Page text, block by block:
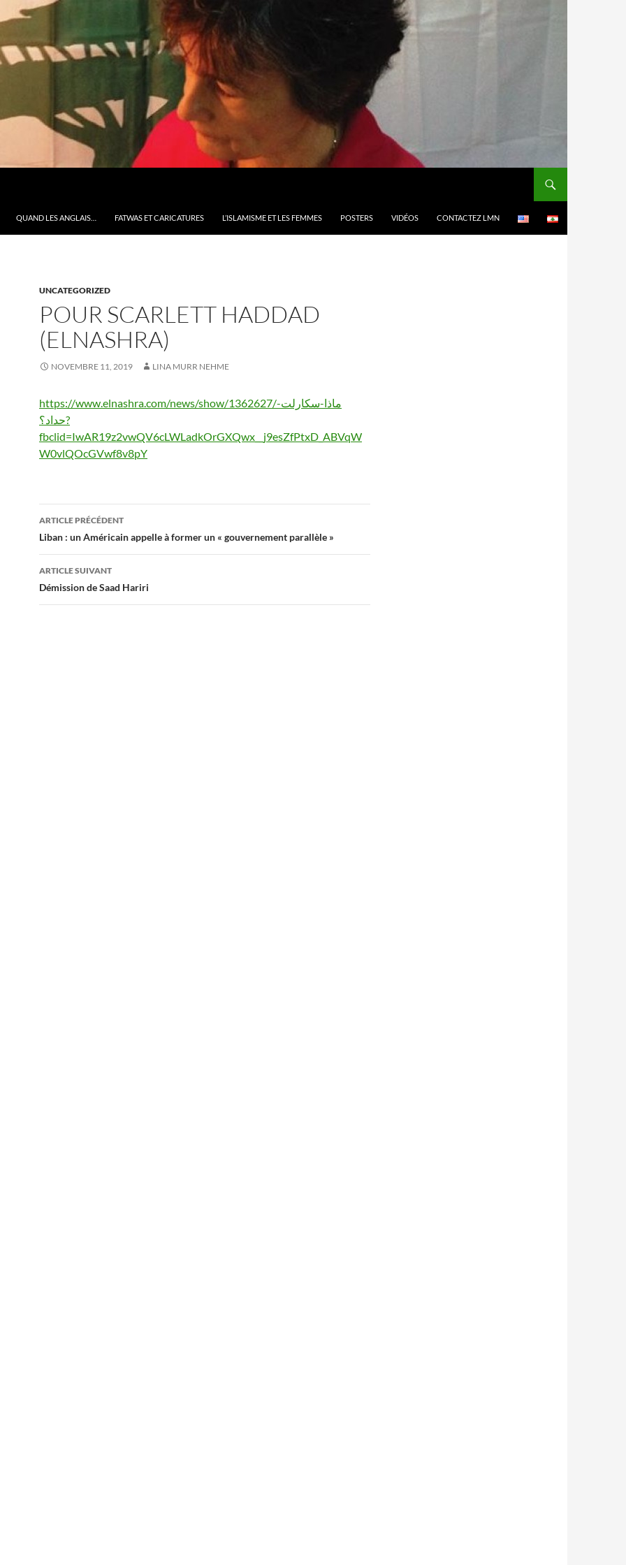
QUAND LES ANGLAIS… FATWAS ET CARICATURES L’ISLAMISME ET LES FEMMES POSTERS VIDÉOS CONTACTEZ LMN
UNCATEGORIZED
POUR SCARLETT HADDAD
(ELNASHRA)
NOVEMBRE 11, 2019 LINA MURR NEHME
https://www.elnashra.com/news/show/1362627/ماذا-سكارلت-
حداد؟?
fbclid=IwAR19z2vwQV6cLWLadkOrGXQwx__j9esZfPtxD_ABVqW
W0vlQOcGVwf8v8pY
Navigation
des
articles
ARTICLE PRÉCÉDENT
Liban : un Américain appelle à former un « gouvernement parallèle »
ARTICLE SUIVANT
Démission de Saad Hariri